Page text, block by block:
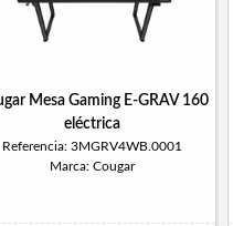
Mesa Gaming E-GRAV 160
eléctrica
Referencia: 3MGRV4WB.0001
Marca: Cougar